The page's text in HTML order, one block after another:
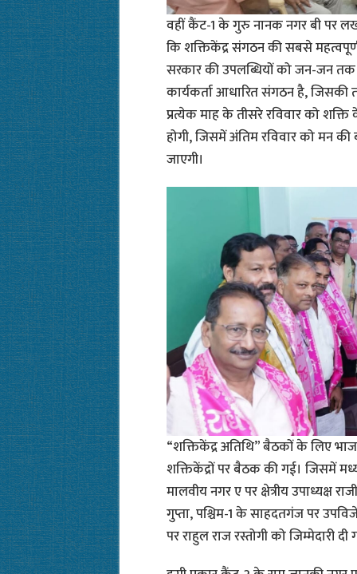
वहीं कैंट-1 के गुरु नानक नगर बी पर
कि शक्तिकेंद्र संगठन की सबसे महत्वपूर्ण
सरकार की उपलब्धियों को जन-जन तक
कार्यकर्ता आधारित संगठन है, जिसकी
प्रत्येक माह के तीसरे रविवार को
होगी, जिसमें अंतिम रविवार को मन
जाएगी।
“शक्तिकेंद्र अतिथि” बैठकों के लिए
शक्तिकेंद्रों पर बैठक की गई। जिसमें
मालवीय नगर ए पर क्षेत्रीय उपाध्यक्ष
गुप्ता, पश्चिम-1 के साहदतगंज पर
पर राहुल राज रस्तोगी को जिम्मेदारी दी